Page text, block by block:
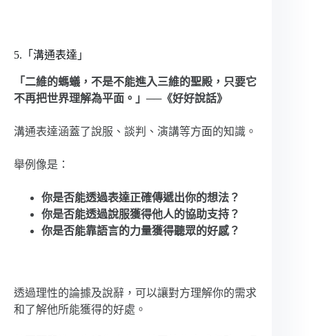
5.「溝通表達」
「二維的螞蟻，不是不能進入三維的聖殿，只要它
不再把世界理解為平面。」──《好好說話》
溝通表達涵蓋了說服、談判、演講等方面的知識。
舉例像是：
你是否能透過表達正確傳遞出你的想法？
你是否能透過說服獲得他人的協助支持？
你是否能靠語言的力量獲得聽眾的好感？
透過理性的論據及說辭，可以讓對方理解你的需求
和了解他所能獲得的好處。